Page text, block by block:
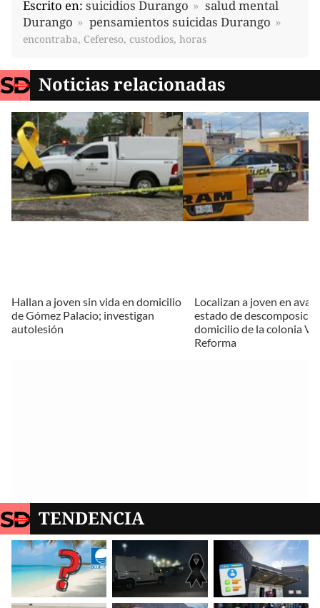
Escrito en: suicidios Durango
salud mental
Durango
pensamientos suicidas Durango
encontraba, Cefereso, custodios, horas
Noticias relacionadas
Hallan a joven sin vida en domicilio
de Gómez Palacio; investigan
autolesión
Localizan a joven en
estado de
domicilio de la colonia
Reforma
TENDENCIA